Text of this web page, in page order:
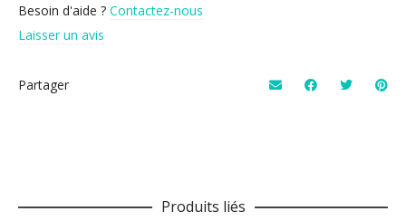
Besoin d'aide ? Contactez-nous
Laisser un avis
Partager
Produits liés